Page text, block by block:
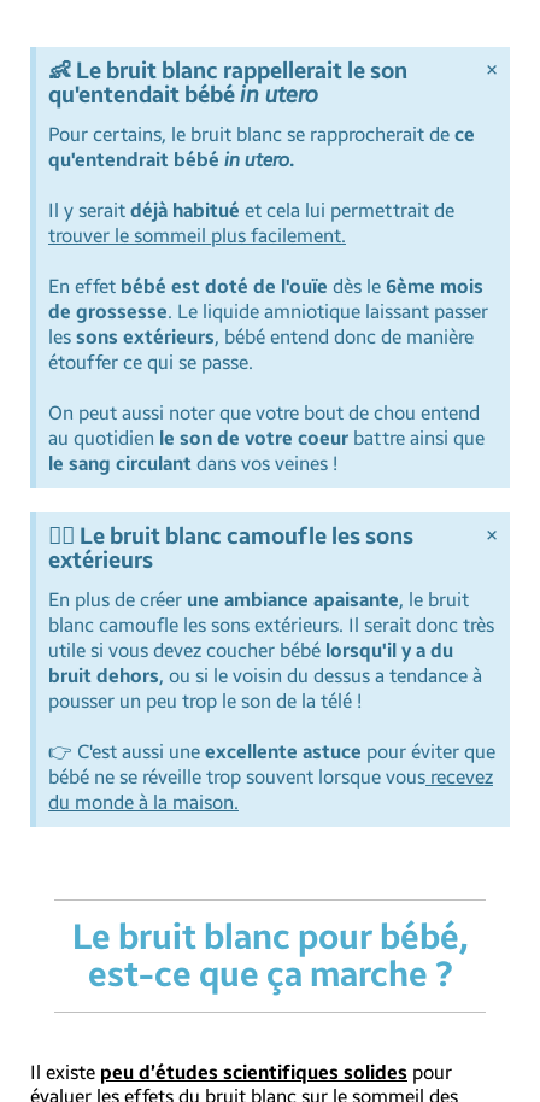
👶 Le bruit blanc rappellerait le son
qu'entendait bébéin utero
Pour certains, le bruit blanc se rapprocherait de ce
qu'entendrait bébé in utero.
Il y serait déjà habitué et cela lui permettrait de
trouver le sommeil plus facilement.
En effet bébé est doté de l'ouïe dès le 6ème mois
de grossesse. Le liquide amniotique laissant passer
les sons extérieurs, bébé entend donc de manière
étouffer ce qui se passe.
On peut aussi noter que votre bout de chou entend
au quotidien le son de votre coeur battre ainsi que
le sang circulant dans vos veines !
×
🧏‍♀️ Le bruit blanc camoufle les sons
extérieurs
En plus de créer une ambiance apaisante, le bruit
blanc camoufle les sons extérieurs. Il serait donc très
utile si vous devez coucher bébé lorsqu'il y a du
bruit dehors, ou si le voisin du dessus a tendance à
pousser un peu trop le son de la télé !
👉 C'est aussi une excellente astuce pour éviter que
bébé ne se réveille trop souvent lorsque vous recevez
du monde à la maison.
×
Le bruit blanc pour bébé,
est-ce que ça marche ?
Il existe peu d’études scientifiques solides pour
évaluer les effets du bruit blanc sur le sommeil des